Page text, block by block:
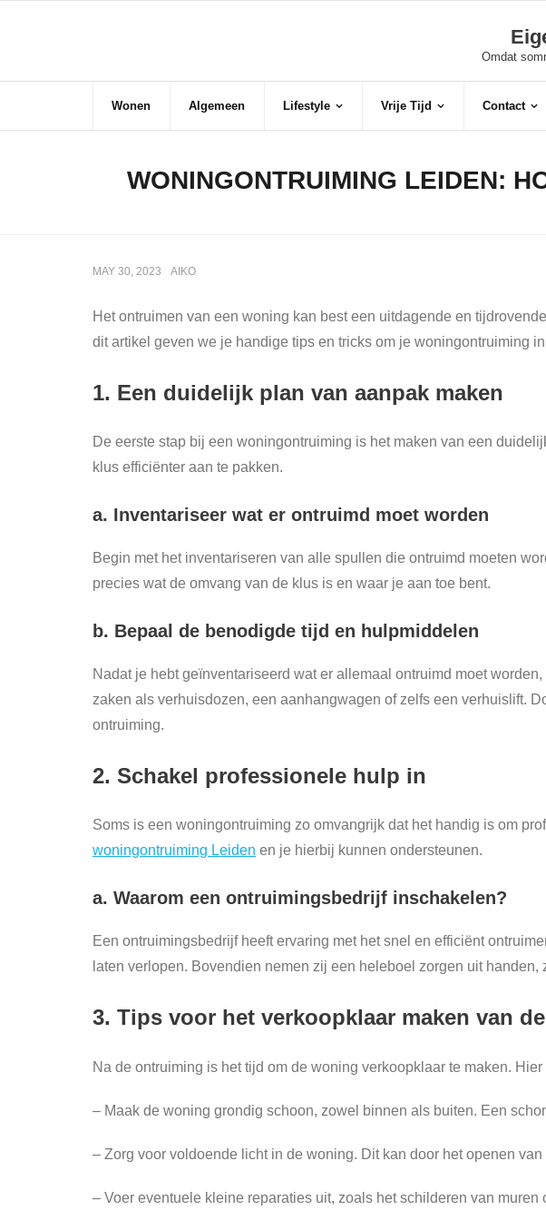
Omdat
Wonen Algemeen Lifestyle Vrije Tijd Contact
WONINGONTRUIMING LEIDEN:
MAY 30, 2023 AIKO
Het ontruimen van een woning kan best een uitdagende en
dit artikel geven we je handige tips en tricks om je woningontruiming
1. Een duidelijk plan van aanpak maken
De eerste stap bij een woningontruiming is het maken van een
klus efficiënter aan te pakken.
a. Inventariseer wat er ontruimd moet worden
Begin met het inventariseren van alle spullen die ontruimd moeten
precies wat de omvang van de klus is en waar je aan toe bent.
b. Bepaal de benodigde tijd en hulpmiddelen
Nadat je hebt geïnventariseerd wat er allemaal ontruimd moet
zaken als verhuisdozen, een aanhangwagen of zelfs een verhuislift.
ontruiming.
2. Schakel professionele hulp in
Soms is een woningontruiming zo omvangrijk dat het handig is om
woningontruiming Leiden en je hierbij kunnen ondersteunen.
a. Waarom een ontruimingsbedrijf inschakelen?
Een ontruimingsbedrijf heeft ervaring met het snel en efficiënt
laten verlopen. Bovendien nemen zij een heleboel zorgen uit
3. Tips voor het verkoopklaar maken van
Na de ontruiming is het tijd om de woning verkoopklaar te maken.
– Maak de woning grondig schoon, zowel binnen als buiten. Een
– Zorg voor voldoende licht in de woning. Dit kan door het openen
– Voer eventuele kleine reparaties uit, zoals het schilderen van muren